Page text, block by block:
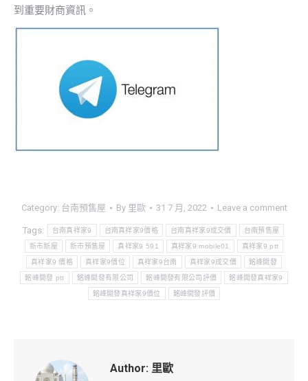
到重要財商資訊。
Category: 台南預售屋 By 里歐 31 7 月, 2022 Leave a comment
Tags: 台南真祥家9 台南真祥家9價格 台南真祥家9成交價 台南預售屋
新市新屋 新市預售屋 真祥家9 591 真祥家9 mobile01 真祥家9 ptt
真祥家9 價格 真祥家9價位 真祥家9台南 真祥家9成交價 銘峰開發
銘峰開發 ptt 銘峰開發有限公司 銘峰開發有限公司評價 銘峰開發真祥家9
銘峰開發真祥家9價位 銘峰開發評價
Author: 里歐